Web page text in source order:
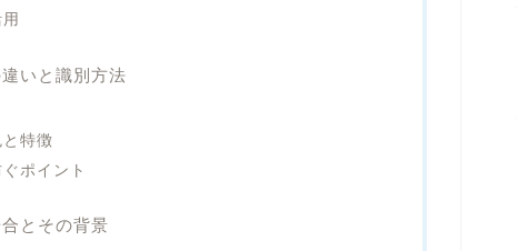
いと識別方法
特徴
ポイント
とその背景